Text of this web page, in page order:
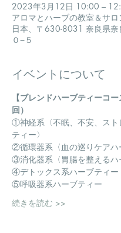
2023年3月12日 10:00 –
アロマとハーブの教室＆サ
日本、〒630-8031 奈良県奈
０−５
イベントについて
【ブレンドハーブティーコ
回）
①神経系〈不眠、不安、スト
ティー〉
②循環器系〈血の巡りケアハ
③消化器系〈胃腸を整えるハ
④デトックス系ハーブティー
⑤呼吸器系ハーブティー
続きを読む >>